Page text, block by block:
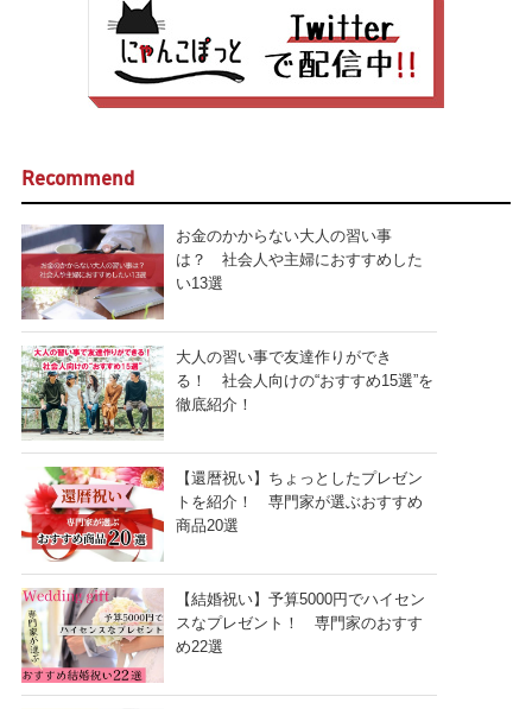
Recommend
お金のかからない大人の習い事
は？ 社会人や主婦におすすめした
い13選
大人の習い事で友達作りができ
る！ 社会人向けの“おすすめ15選”を
徹底紹介！
【還暦祝い】ちょっとしたプレゼン
トを紹介！ 専門家が選ぶおすすめ
商品20選
【結婚祝い】予算5000円でハイセン
スなプレゼント！ 専門家のおすす
め22選